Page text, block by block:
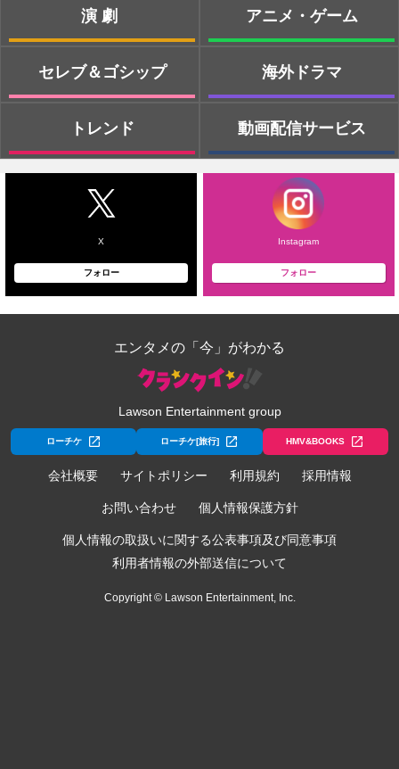
演劇
セレブ＆ゴシップ
トレンド
アニメ・ゲーム
海外ドラマ
動画配信サービス
X
フォロー
Instagram
フォロー
エンタメの「今」がわかる
Lawson Entertainment group
ローチケ ローチケ[旅行] HMV&BOOKS
会社概要 サイトポリシー 利用規約 採用情報
お問い合わせ 個人情報保護方針
個人情報の取扱いに関する公表事項及び同意事項
利用者情報の外部送信について
Copyright © Lawson Entertainment, Inc.